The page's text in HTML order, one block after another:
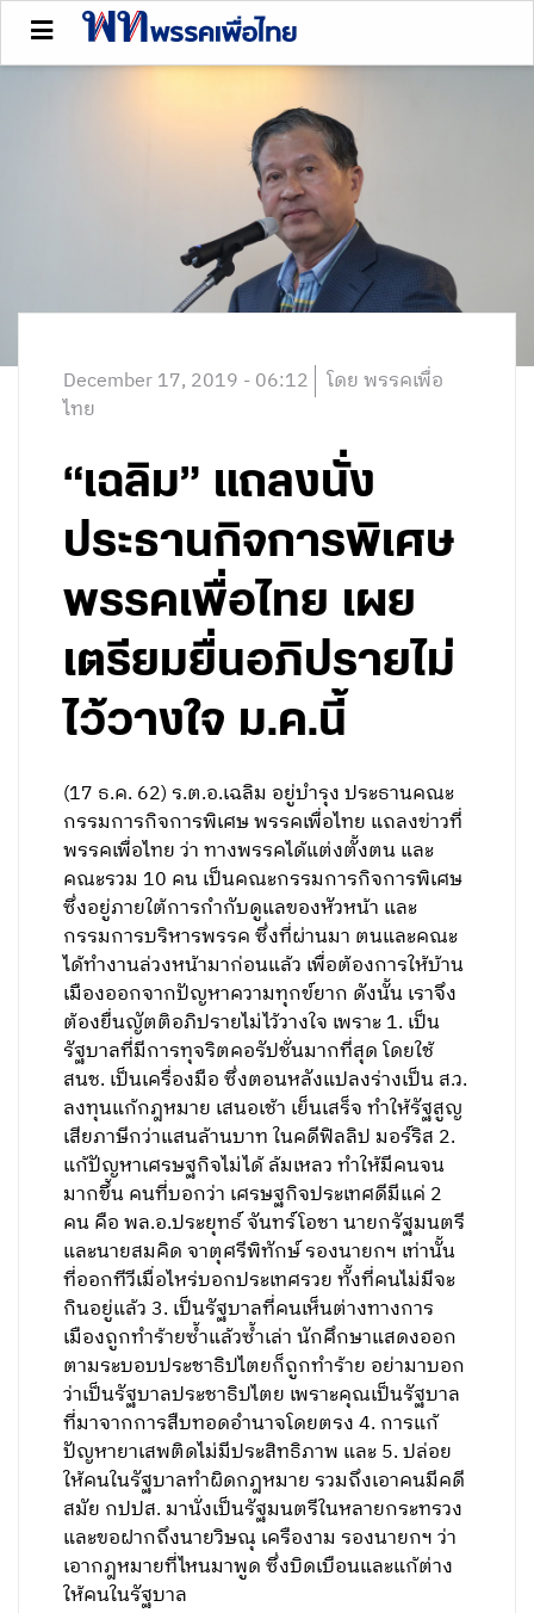
December 17, 2019 - 06:12 โดย พรรคเพื่อ
ไทย
“เฉลิม” แถลงนั่ง
ประธานกิจการพิเศษ
พรรคเพื่อไทย เผย
เตรียมยื่นอภิปรายไม่
ไว้วางใจ ม.ค.นี้
(17 ธ.ค. 62) ร.ต.อ.เฉลิม อยู่บำรุง ประธานคณะ
กรรมการกิจการพิเศษ พรรคเพื่อไทย แถลงข่าวที่
พรรคเพื่อไทย ว่า ทางพรรคได้แต่งตั้งตน และ
คณะรวม 10 คน เป็นคณะกรรมการกิจการพิเศษ
ซึ่งอยู่ภายใต้การกำกับดูแลของหัวหน้า และ
กรรมการบริหารพรรค ซึ่งที่ผ่านมา ตนและคณะ
ได้ทำงานล่วงหน้ามาก่อนแล้ว เพื่อต้องการให้บ้าน
เมืองออกจากปัญหาความทุกข์ยาก ดังนั้น เราจึง
ต้องยื่นญัตติอภิปรายไม่ไว้วางใจ เพราะ 1. เป็น
รัฐบาลที่มีการทุจริตคอรัปชั่นมากที่สุด โดยใช้
สนช. เป็นเครื่องมือ ซึ่งตอนหลังแปลงร่างเป็น ส.ว.
ลงทุนแก้กฎหมาย เสนอเช้า เย็นเสร็จ ทำให้รัฐสูญ
เสียภาษีกว่าแสนล้านบาท ในคดีฟิลลิป มอร์ริส 2.
แก้ปัญหาเศรษฐกิจไม่ได้ ล้มเหลว ทำให้มีคนจน
มากขึ้น คนที่บอกว่า เศรษฐกิจประเทศดีมีแค่ 2
คน คือ พล.อ.ประยุทธ์ จันทร์โอชา นายกรัฐมนตรี
และนายสมคิด จาตุศรีพิทักษ์ รองนายกฯ เท่านั้น
ที่ออกทีวีเมื่อไหร่บอกประเทศรวย ทั้งที่คนไม่มีจะ
กินอยู่แล้ว 3. เป็นรัฐบาลที่คนเห็นต่างทางการ
เมืองถูกทำร้ายซ้ำแล้วซ้ำเล่า นักศึกษาแสดงออก
ตามระบอบประชาธิปไตยก็ถูกทำร้าย อย่ามาบอก
ว่าเป็นรัฐบาลประชาธิปไตย เพราะคุณเป็นรัฐบาล
ที่มาจากการสืบทอดอำนาจโดยตรง 4. การแก้
ปัญหายาเสพติดไม่มีประสิทธิภาพ และ 5. ปล่อย
ให้คนในรัฐบาลทำผิดกฎหมาย รวมถึงเอาคนมีคดี
สมัย กปปส. มานั่งเป็นรัฐมนตรีในหลายกระทรวง
และขอฝากถึงนายวิษณุ เครืองาม รองนายกฯ ว่า
เอากฎหมายที่ไหนมาพูด ซึ่งบิดเบือนและแก้ต่าง
ให้คนในรัฐบาล